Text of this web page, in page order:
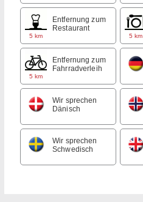
5 km
Entfernung zum
Restaurant
5 km
5 km
Entfernung zum
Fahrradverleih
Wir sprechen
Dänisch
Wir sprechen
Schwedisch